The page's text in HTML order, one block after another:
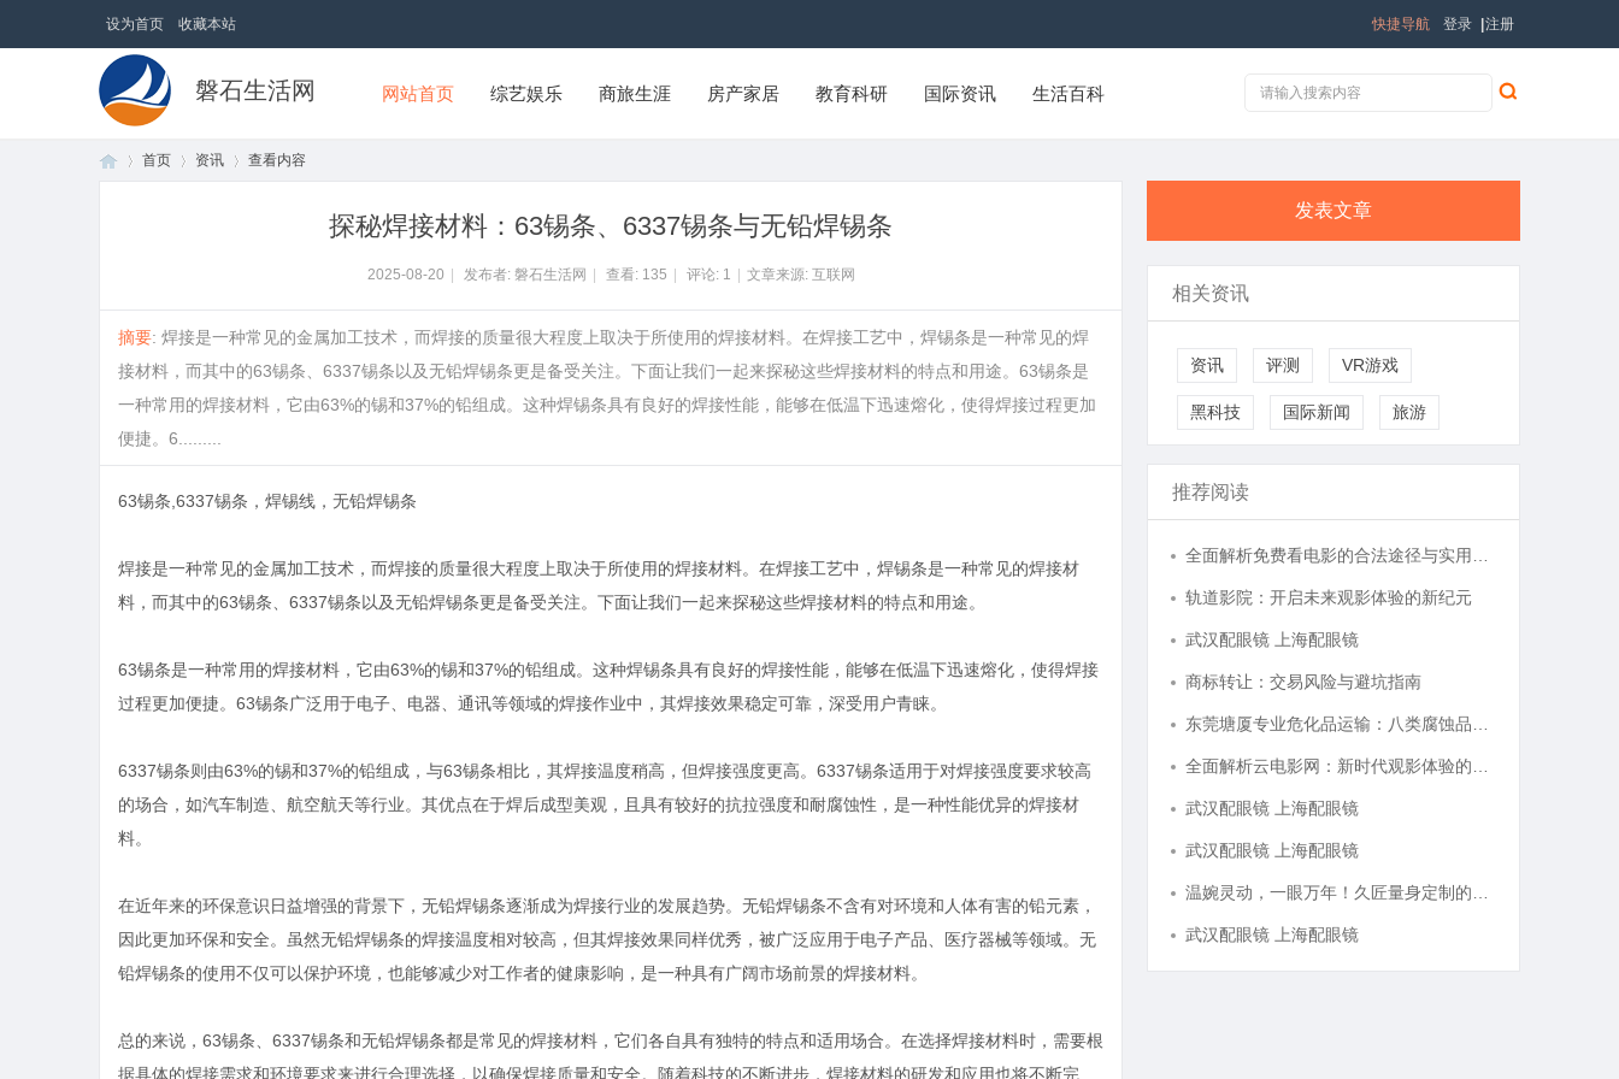
设为首页 收藏本站 登录 注册
快捷导航
磐石生活网 网站首页 综艺娱乐 商旅生涯 房产家居 教育科研 国际资讯 生活百科
首页 资讯 查看内容
探秘焊接材料：63锡条、6337锡条与无铅焊锡条
2025-08-20 发布者: 磐石生活网 查看: 135 评论: 1 文章来源: 互联网
摘要: 焊接是一种常见的金属加工技术，而焊接的质量很大程度上取决于所使用的焊接材料。在焊接工艺中，焊锡条是一种常见的焊
接材料，而其中的63锡条、6337锡条以及无铅焊锡条更是备受关注。下面让我们一起来探秘这些焊接材料的特点和用途。63锡条是
一种常用的焊接材料，它由63%的锡和37%的铅组成。这种焊锡条具有良好的焊接性能，能够在低温下迅速熔化，使得焊接过程更加
便捷。6.........
63锡条,6337锡条，焊锡线，无铅焊锡条
焊接是一种常见的金属加工技术，而焊接的质量很大程度上取决于所使用的焊接材料。在焊接工艺中，焊锡条是一种常见的焊接材
料，而其中的63锡条、6337锡条以及无铅焊锡条更是备受关注。下面让我们一起来探秘这些焊接材料的特点和用途。
63锡条是一种常用的焊接材料，它由63%的锡和37%的铅组成。这种焊锡条具有良好的焊接性能，能够在低温下迅速熔化，使得焊接
过程更加便捷。63锡条广泛用于电子、电器、通讯等领域的焊接作业中，其焊接效果稳定可靠，深受用户青睐。
6337锡条则由63%的锡和37%的铅组成，与63锡条相比，其焊接温度稍高，但焊接强度更高。6337锡条适用于对焊接强度要求较高
的场合，如汽车制造、航空航天等行业。其优点在于焊后成型美观，且具有较好的抗拉强度和耐腐蚀性，是一种性能优异的焊接材
料。
在近年来的环保意识日益增强的背景下，无铅焊锡条逐渐成为焊接行业的发展趋势。无铅焊锡条不含有对环境和人体有害的铅元素，
因此更加环保和安全。虽然无铅焊锡条的焊接温度相对较高，但其焊接效果同样优秀，被广泛应用于电子产品、医疗器械等领域。无
铅焊锡条的使用不仅可以保护环境，也能够减少对工作者的健康影响，是一种具有广阔市场前景的焊接材料。
总的来说，63锡条、6337锡条和无铅焊锡条都是常见的焊接材料，它们各自具有独特的特点和适用场合。在选择焊接材料时，需要根
据具体的焊接需求和环境要求来进行合理选择，以确保焊接质量和安全。随着科技的不断进步，焊接材料的研发和应用也将不断完
发表文章
相关资讯
资讯 评测 VR游戏
黑科技 国际新闻 旅游
推荐阅读
轨道影院：开启未来观影体验的新纪元
武汉配眼镜 上海配眼镜
商标转让：交易风险与避坑指南
武汉配眼镜 上海配眼镜
武汉配眼镜 上海配眼镜
武汉配眼镜 上海配眼镜